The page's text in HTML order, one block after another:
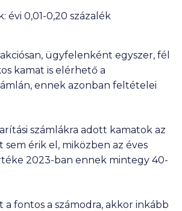
évi 0,01-0,20 százalék
ügyfelenként egyszer, fél
kamat is elérhető a
ennek azonban feltételei
számlákra adott kamatok az
sem érik el, miközben az éves
2023-ban ennek mintegy 40-
a fontos a számodra, akkor inkább